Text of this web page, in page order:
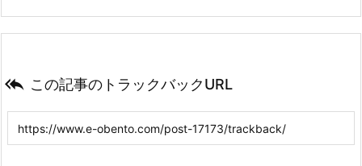
 この記事のトラックバックURL